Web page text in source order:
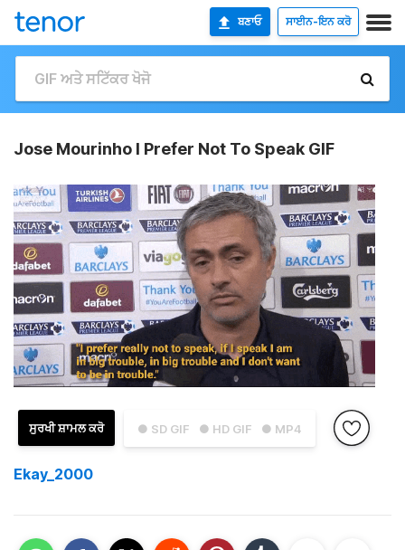
ਬਣਾਓ ਸਾਈਨ-ਇਨ ਕਰੋ
Jose Mourinho I Prefer Not To Speak GIF
● SD GIF ● HD GIF ● MP4
ਸੁਰਖੀ ਸ਼ਾਮਲ ਕਰੋ
Ekay_2000